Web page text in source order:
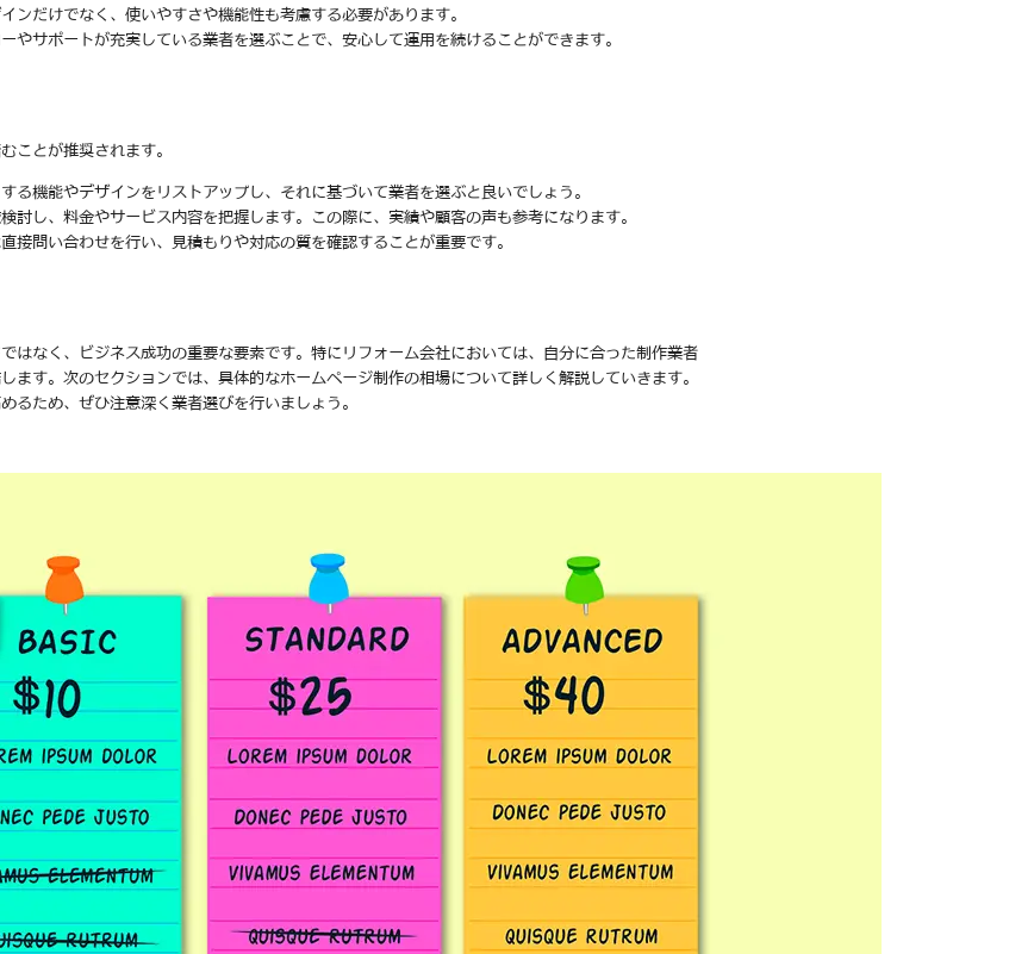
ンだけでなく、使いやすさや機能性も考慮する必要があります。
やサポートが充実している業者を選ぶことで、安心して運用を続けることができます。
ことが推奨されます。
る機能やデザインをリストアップし、それに基づいて業者を選ぶと良いでしょう。
討し、料金やサービス内容を把握します。この際に、実績や顧客の声も参考になります。
接問い合わせを行い、見積もりや対応の質を確認することが重要です。
はなく、ビジネス成功の重要な要素です。特にリフォーム会社においては、自分に合った制作業者
ます。次のセクションでは、具体的なホームページ制作の相場について詳しく解説していきます。
るため、ぜひ注意深く業者選びを行いましょう。